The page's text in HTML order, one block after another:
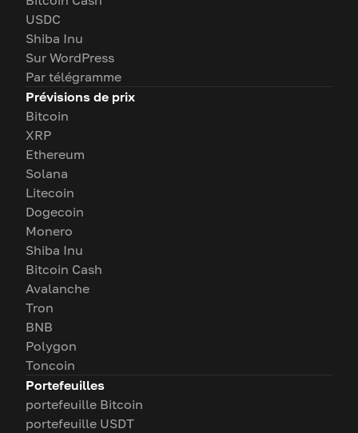
USDC
Shiba Inu
Sur WordPress
Par télégramme
Prévisions de prix
Bitcoin
XRP
Ethereum
Solana
Litecoin
Dogecoin
Monero
Shiba Inu
Bitcoin Cash
Avalanche
Tron
BNB
Polygon
Toncoin
Portefeuilles
portefeuille Bitcoin
portefeuille USDT